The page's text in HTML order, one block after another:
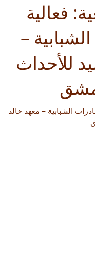
فعالية
–
للأحداث
الشبابية – معهد خالد